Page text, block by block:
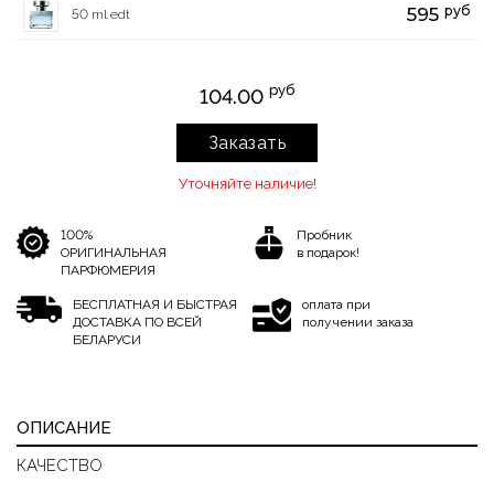
50 ml edt 595 руб
104.00 руб
Заказать
Уточняйте наличие!
100%
ОРИГИНАЛЬНАЯ
ПАРФЮМЕРИЯ
Пробник
в подарок!
БЕСПЛАТНАЯ И БЫСТРАЯ
ДОСТАВКА ПО ВСЕЙ
БЕЛАРУСИ
оплата при
получении заказа
ОПИСАНИЕ
КАЧЕСТВО